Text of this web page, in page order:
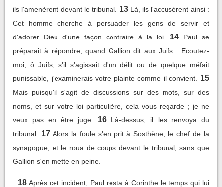
ils l'amenèrent devant le tribunal.
13 Là, ils l'accusèrent ainsi :
Cet homme cherche à persuader les gens de servir et
d'adorer Dieu d'une façon contraire à la loi.
14
Paul se
préparait à répondre, quand Gallion dit aux Juifs : Ecoutez-
moi, ô Juifs, s'il s'agissait d'un délit ou de quelque méfait
punissable, j'examinerais votre plainte comme il convient.
15
Mais puisqu'il s'agit de discussions sur des mots, sur des
noms, et sur votre loi particulière, cela vous regarde ; je ne
veux pas en être juge.
16
Là-dessus, il les renvoya du
tribunal.
17 Alors la foule s'en prit à Sosthène, le chef de la
synagogue, et le roua de coups devant le tribunal, sans que
Gallion s'en mette en peine.
18 Après cet incident, Paul resta à Corinthe le temps qui lui